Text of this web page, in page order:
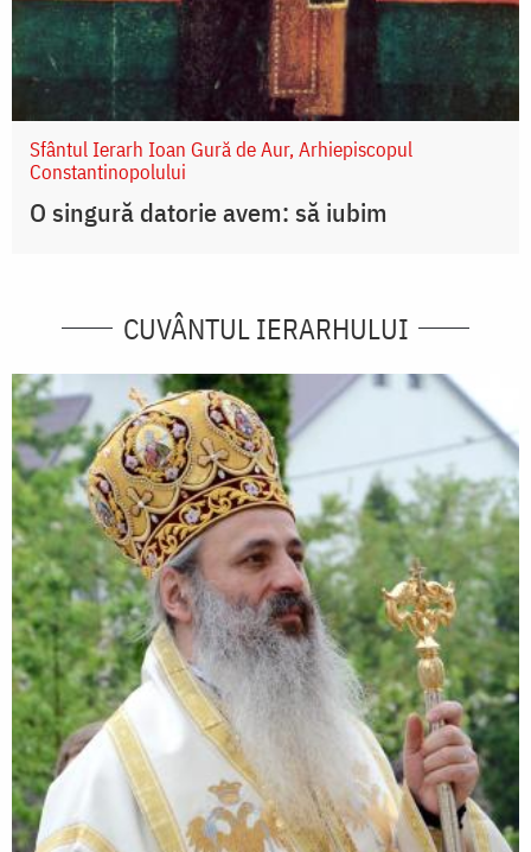
Sfântul Ierarh Ioan Gură de Aur, Arhiepiscopul
Constantinopolului
O singură datorie avem: să iubim
CUVÂNTUL IERARHULUI